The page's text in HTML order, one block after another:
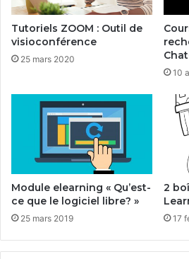
Tutoriels ZOOM : Outil de
visioconférence
25 mars 2020
10
Module elearning « Qu’est-
ce que le logiciel libre? »
25 mars 2019
2
17